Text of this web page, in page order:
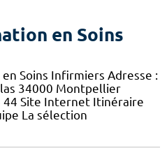
en Soins
Soins Infirmiers Adresse :
34000 Montpellier
44 Site Internet Itinéraire
La sélection